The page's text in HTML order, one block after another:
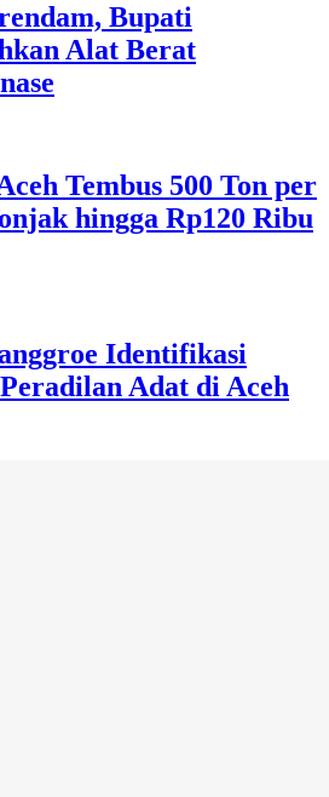
Bupati
Alat Berat
Tembus 500 Ton per
hingga Rp120 Ribu
Identifikasi
Adat di Aceh